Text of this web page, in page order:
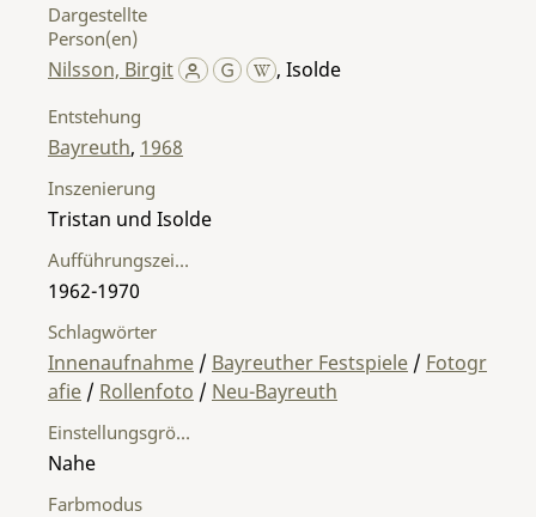
Dargestellte
Person(en)
Nilsson, Birgit , Isolde
Entstehung
Bayreuth, 1968
Einstellungsgröße
Nahe
Farbmodus
Inszenierung
Tristan und Isolde
Aufführungszeitraum
1962-1970
Schlagwörter
Innenaufnahme / Bayreuther Festspiele / Fotogr
afie / Rollenfoto / Neu-Bayreuth